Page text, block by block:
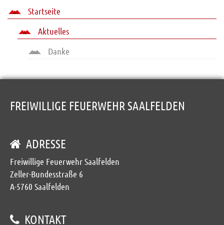
Startseite
Aktuelles
Danke
FREIWILLIGE FEUERWEHR SAALFELDEN
ADRESSE
Freiwillige Feuerwehr Saalfelden
Zeller-Bundesstraße 6
A-5760 Saalfelden
KONTAKT